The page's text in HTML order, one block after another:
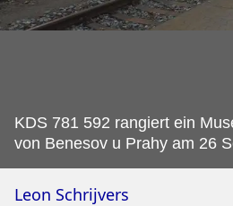
KDS 781 592 rangiert ein
von Benesov u Prahy am 26
Leon Schrijvers